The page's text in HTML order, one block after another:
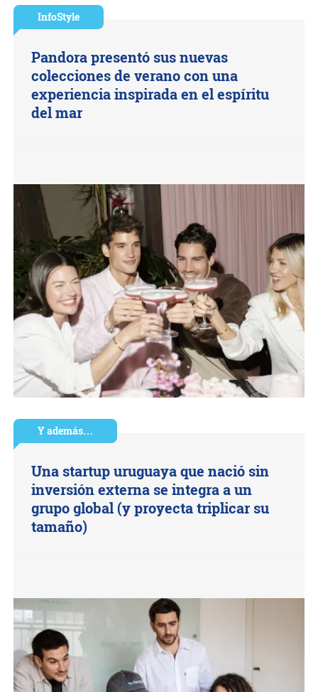
InfoStyle
Pandora presentó sus nuevas
colecciones de verano con una
experiencia inspirada en el espíritu
del mar
Y además…
Una startup uruguaya que nació sin
inversión externa se integra a un
grupo global (y proyecta triplicar su
tamaño)